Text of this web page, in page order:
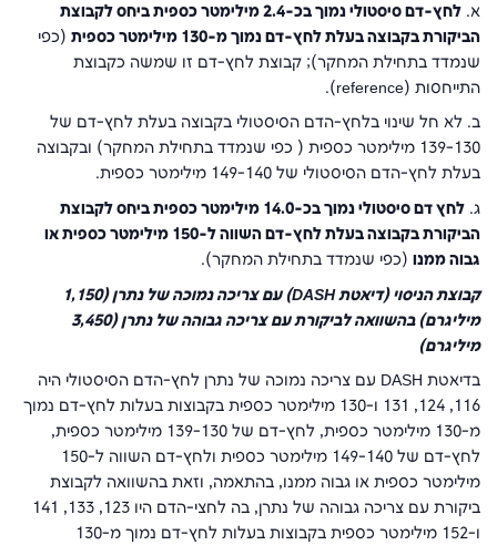
א.
לחץ-דם סיסטולי נמוך בכ-2.4 מילימטר כספית ביחס לקבוצת
הביקורת בקבוצה בעלת לחץ-דם נמוך מ-130 מילימטר כספית
(כפי
שנמדד בתחילת המחקר); קבוצת לחץ-דם זו שמשה כקבוצת
התייחסות (reference).
ב. לא חל שינוי בלחץ-הדם הסיסטולי בקבוצה בעלת לחץ-דם של
139-130 מילימטר כספית ( כפי שנמדד בתחילת המחקר) ובקבוצה
בעלת לחץ-הדם הסיסטולי של 149-140 מילימטר כספית.
ג.
לחץ דם סיסטולי נמוך בכ-14.0 מילימטר כספית ביחס לקבוצת
הביקורת בקבוצה בעלת לחץ-דם השווה ל-150 מילימטר כספית או
גבוה ממנו (כפי שנמדד בתחילת המחקר).
קבוצת הניסוי (דיאטתDASH
) עם צריכה נמוכה של נתרן (1,150
מיליגרם) בהשוואה לביקורת עם צריכה גבוהה של נתרן (3,450
מיליגרם)
בדיאטת DASH עם צריכה נמוכה של נתרן לחץ-הדם הסיסטולי היה
116, 124, 131 ו-130 מילימטר כספית בקבוצות בעלות לחץ-דם נמוך
מ-130 מילימטר כספית, לחץ-דם של 139-130 מילימטר כספית,
לחץ-דם של 149-140 מילימטר כספית ולחץ-דם השווה ל-150
מילימטר כספית או גבוה ממנו, בהתאמה, וזאת בהשוואה לקבוצת
ביקורת עם צריכה גבוהה של נתרן, בה לחצי-הדם היו 123, 133, 141
ו-152 מילימטר כספית בקבוצות בעלות לחץ-דם נמוך מ-130